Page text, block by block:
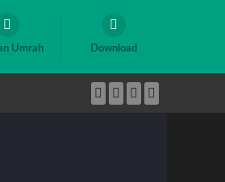
Umrah Download